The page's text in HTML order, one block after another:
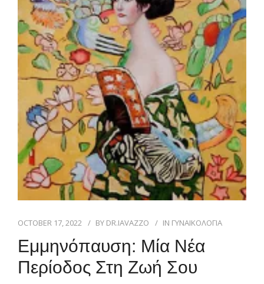
OCTOBER 17, 2022 BY DR.IAVAZZO IN ΓΥΝΑΙΚΟΛΟΓΙΑ
Εμμηνόπαυση: Μία Νέα
Περίοδος Στη Ζωή Σου